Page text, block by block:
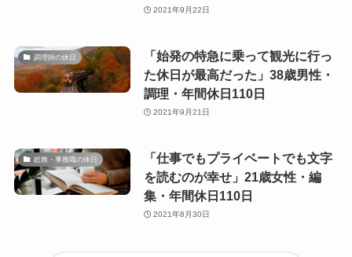
2021年9月22日
調理師の休日
「始発の特急に乗って観光に行っ
た休日が最高だった」38歳男性・
調理・年間休日110日
2021年9月21日
総務・事務職の休日
「仕事でもプライベートでも文字
を読むのが幸せ」21歳女性・編
集・年間休日110日
2021年8月30日